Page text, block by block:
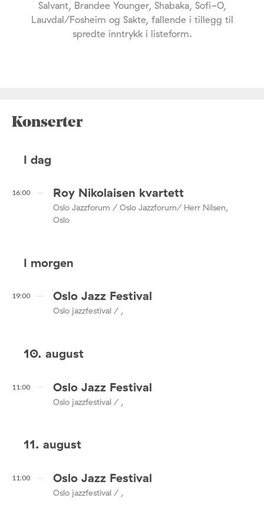
Salvant, Brandee Younger, Shabaka, Sofi-O,
Lauvdal/Fosheim og Sakte, fallende i tillegg til
spredte inntrykk i listeform.
Konserter
I dag
16:00 Roy Nikolaisen kvartett
Oslo Jazzforum / Oslo Jazzforum/ Herr Nilsen,
Oslo
I morgen
19:00 Oslo Jazz Festival
Oslo jazzfestival / ,
10. august
11:00 Oslo Jazz Festival
Oslo jazzfestival / ,
11. august
11:00 Oslo Jazz Festival
Oslo jazzfestival / ,